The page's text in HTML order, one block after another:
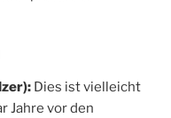
Dies ist vielleicht
Jahre vor den